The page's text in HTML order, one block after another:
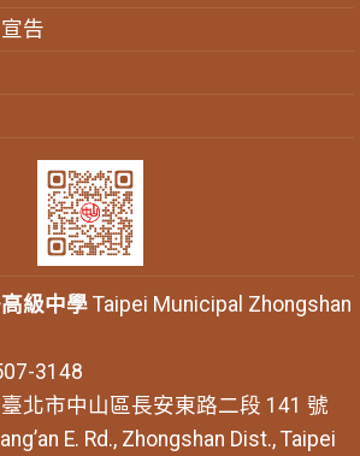
告
級中學Taipei Municipal Zhongshan
3148
北市中山區長安東路二段 141 號
E. Rd., Zhongshan Dist., Taipei